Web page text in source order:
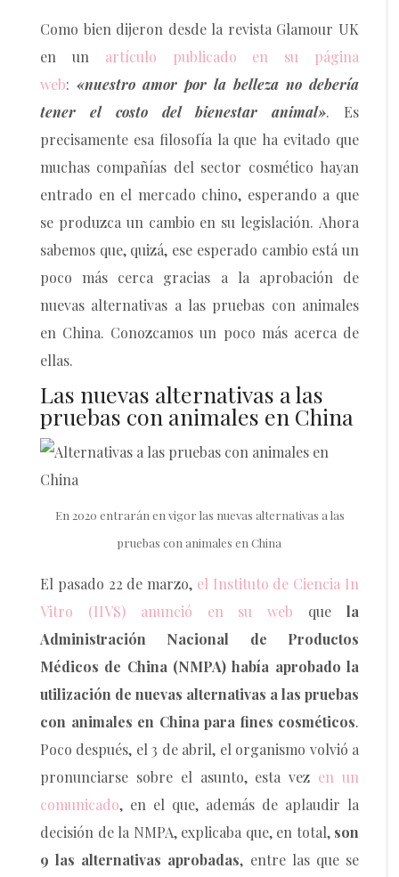
Como bien dijeron desde la revista Glamour UK
en un artículo publicado en su página
web: «nuestro amor por la belleza no debería
tener el costo del bienestar animal». Es
precisamente esa filosofía la que ha evitado que
muchas compañías del sector cosmético hayan
entrado en el mercado chino, esperando a que
se produzca un cambio en su legislación. Ahora
sabemos que, quizá, ese esperado cambio está un
poco más cerca gracias a la aprobación de
nuevas alternativas a las pruebas con animales
en China. Conozcamos un poco más acerca de
ellas.
Las nuevas alternativas a las
pruebas con animales en China
En 2020 entrarán en vigor las nuevas alternativas a las
pruebas con animales en China
El pasado 22 de marzo, el Instituto de Ciencia In
Vitro (IIVS) anunció en su web quela
Administración Nacional de Productos
Médicos de China (NMPA) había aprobado la
utilización de nuevas alternativas a las pruebas
con animales en China para fines cosméticos.
Poco después, el 3 de abril, el organismo volvió a
pronunciarse sobre el asunto, esta vez en un
comunicado, en el que, además de aplaudir la
decisión de la NMPA, explicaba que, en total, son
9 las alternativas aprobadas, entre las que se